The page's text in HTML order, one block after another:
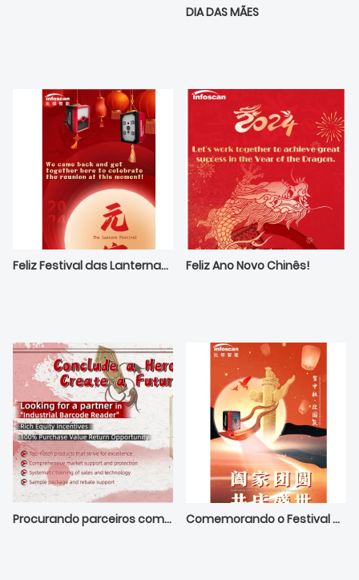
DIA DAS MÃES
Feliz Festival das Lanternas - Muitas felicidades de Bilin Intelligece Feliz Ano Novo Chinês!
Procurando parceiros com oportunidade de retorno de 100% do valor de compra Comemorando o Festival do Meio Outono da China e o Dia Nacional！